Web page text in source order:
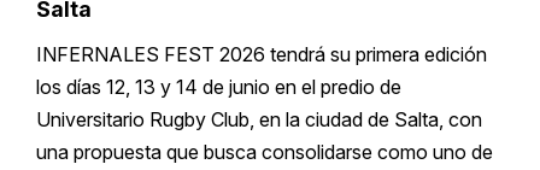
Salta
INFERNALES FEST 2026 tendrá su primera edición
los días 12, 13 y 14 de junio en el predio de
Universitario Rugby Club, en la ciudad de Salta, con
una propuesta que busca consolidarse como uno de